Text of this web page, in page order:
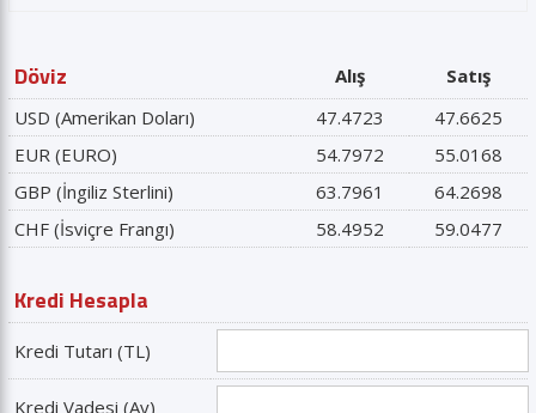
Döviz Alış
Satış
USD (Amerikan Doları)
47.4723
47.6625
EUR (EURO)
54.7972
55.0168
GBP (İngiliz Sterlini)
63.7961
64.2698
CHF (İsviçre Frangı)
58.4952 59.0477
Kredi Hesapla
Kredi Tutarı (TL)
Kredi Vadesi (Ay)